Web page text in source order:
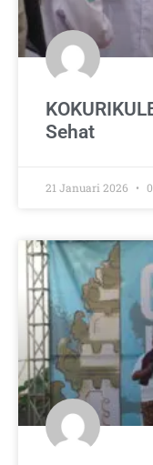
Sehat
21 Januari 2026